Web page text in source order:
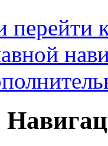
перейти